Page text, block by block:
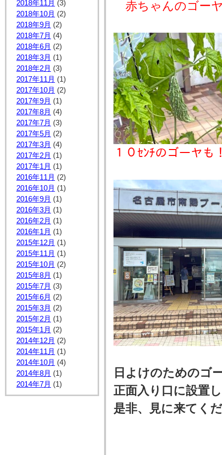
2018年11月 (3)
2018年10月 (2)
2018年9月 (2)
2018年7月 (4)
2018年6月 (2)
2018年3月 (1)
2018年2月 (3)
2017年11月 (1)
2017年10月 (2)
2017年9月 (1)
2017年8月 (4)
2017年7月 (3)
2017年5月 (2)
2017年3月 (4)
2017年2月 (1)
2017年1月 (1)
2016年11月 (2)
2016年10月 (1)
2016年9月 (1)
2016年3月 (1)
2016年2月 (1)
2016年1月 (1)
2015年12月 (1)
2015年11月 (1)
2015年10月 (2)
2015年8月 (1)
2015年7月 (3)
2015年6月 (2)
2015年3月 (2)
2015年2月 (1)
2015年1月 (2)
2014年12月 (2)
2014年11月 (1)
2014年10月 (4)
2014年8月 (1)
2014年7月 (1)
日よけのためのゴ
正面入り口に設置
是非、見に来てく